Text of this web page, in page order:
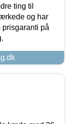
ting til
og har
prisgaranti på